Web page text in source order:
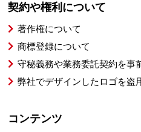
契約や権利について
著作権について
商標登録について
守秘義務や業務委託契約を事
弊社でデザインしたロゴを盗
コンテンツ